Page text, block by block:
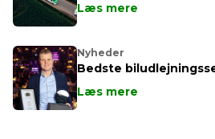
Læs mere
Nyheder
Bedste
Læs mere